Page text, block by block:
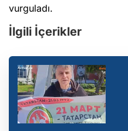
vurguladı.
İlgili İçerikler